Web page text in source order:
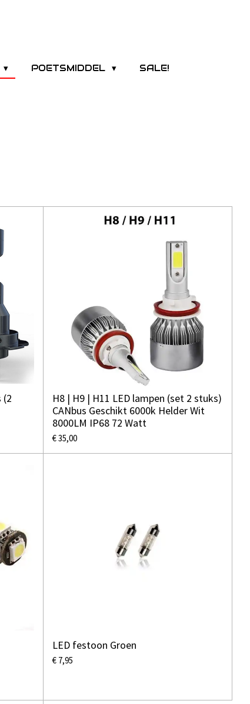
POETSMIDDEL
SALE!
(2
H8 | H9 | H11 LED lampen (set 2 stuks)
CANbus Geschikt 6000k Helder Wit
8000LM IP68 72 Watt
€ 35,00
LED festoon Groen
€ 7,95